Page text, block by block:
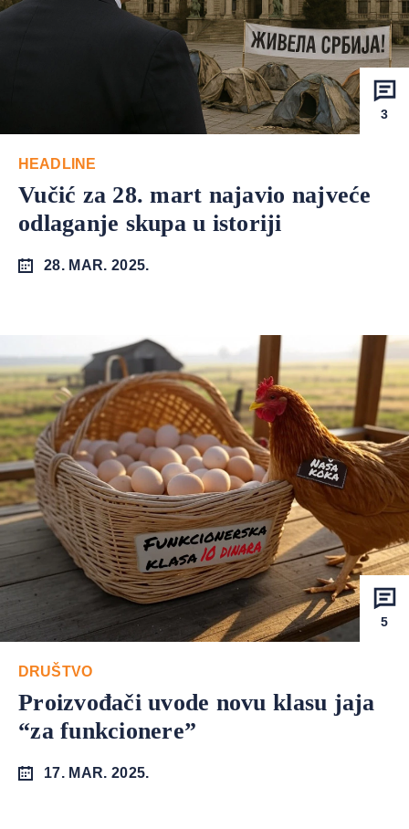
3
HEADLINE
Vučić za 28. mart najavio najveće
odlaganje skupa u istoriji
28. MAR. 2025.
5
DRUŠTVO
Proizvođači uvode novu klasu jaja
“za funkcionere”
17. MAR. 2025.